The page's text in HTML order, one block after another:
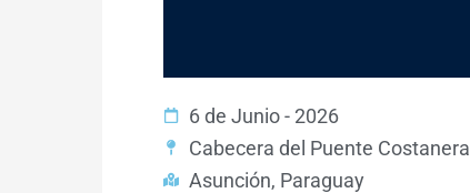
6 de Junio - 2026
Cabecera del Puente Costanera
Asunción, Paraguay